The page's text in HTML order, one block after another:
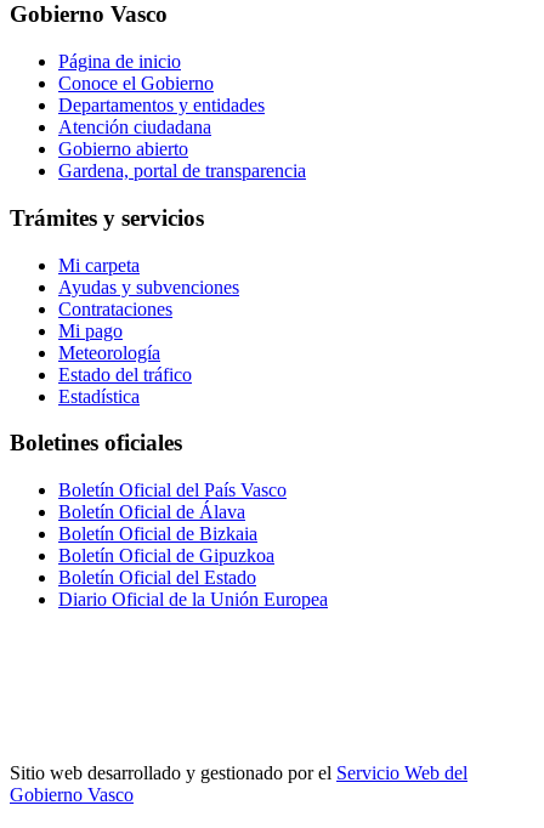
Gobierno Vasco
Página de inicio
Conoce el Gobierno
Departamentos y entidades
Atención ciudadana
Gobierno abierto
Gardena, portal de transparencia
Trámites y servicios
Mi carpeta
Ayudas y subvenciones
Contrataciones
Mi pago
Meteorología
Estado del tráfico
Estadística
Boletines oficiales
Boletín Oficial del País Vasco
Boletín Oficial de Álava
Boletín Oficial de Bizkaia
Boletín Oficial de Gipuzkoa
Boletín Oficial del Estado
Diario Oficial de la Unión Europea
Sitio web desarrollado y gestionado por el Servicio Web del
Gobierno Vasco